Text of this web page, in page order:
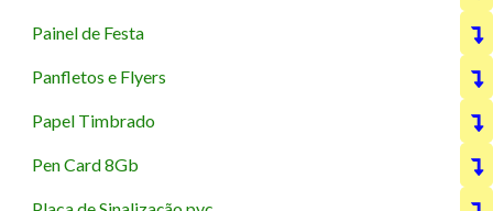
Painel de Festa
Panfletos e Flyers
Papel Timbrado
Pen Card 8Gb